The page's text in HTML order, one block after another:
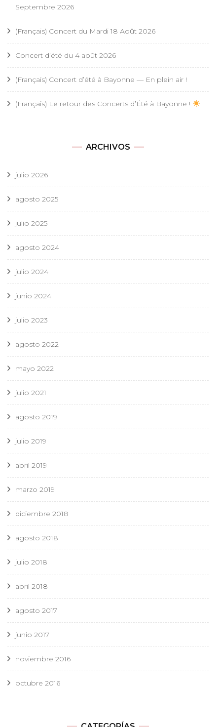
Septembre 2026
(Français) Concert du Mardi 18 Août 2026
Concert d’été du 4 août 2026
(Français) Concert d’été à Bayonne — En plein air !
(Français) Le retour des Concerts d’Été à Bayonne !
ARCHIVOS
julio 2026
agosto 2025
julio 2025
agosto 2024
julio 2024
junio 2024
julio 2023
agosto 2022
mayo 2022
julio 2021
agosto 2019
julio 2019
abril 2019
marzo 2019
diciembre 2018
agosto 2018
julio 2018
abril 2018
agosto 2017
junio 2017
noviembre 2016
octubre 2016